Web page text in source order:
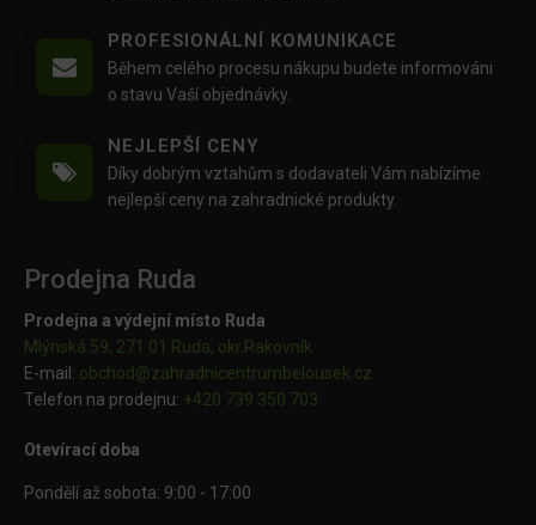
PROFESIONÁLNÍ KOMUNIKACE
Během celého procesu nákupu budete informováni
o stavu Vaší objednávky.
NEJLEPŠÍ CENY
Díky dobrým vztahům s dodavateli Vám nabízíme
nejlepší ceny na zahradnické produkty.
Prodejna Ruda
Prodejna a výdejní místo Ruda
Mlýnská 59, 271 01 Ruda, okr.Rakovník
E-mail: obchod@zahradnicentrumbelousek.cz
Telefon na prodejnu: +420 739 350 703
Otevírací doba
Pondělí až sobota: 9:00 - 17:00